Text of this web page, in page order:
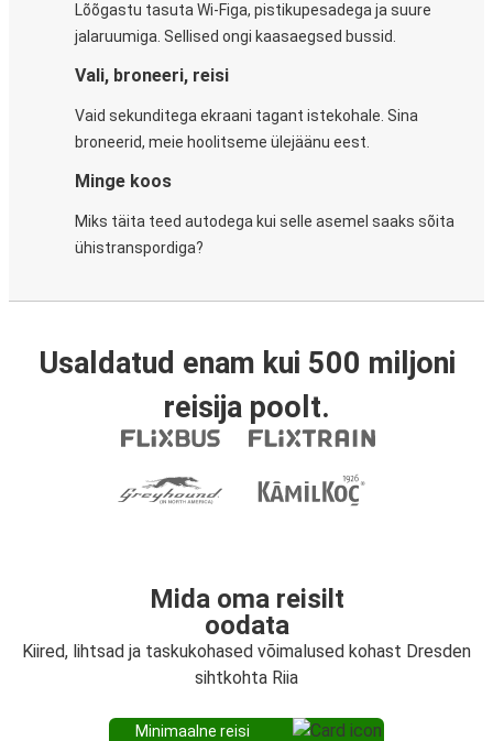
Lõõgastu tasuta Wi-Figa, pistikupesadega ja suure
jalaruumiga. Sellised ongi kaasaegsed bussid.
Vali, broneeri, reisi
Vaid sekunditega ekraani tagant istekohale. Sina
broneerid, meie hoolitseme ülejäänu eest.
Minge koos
Miks täita teed autodega kui selle asemel saaks sõita
ühistranspordiga?
Usaldatud enam kui 500 miljoni
reisija poolt.
Mida oma reisilt
oodata
Kiired, lihtsad ja taskukohased võimalused kohast Dresden
sihtkohta Riia
Minimaalne reisi